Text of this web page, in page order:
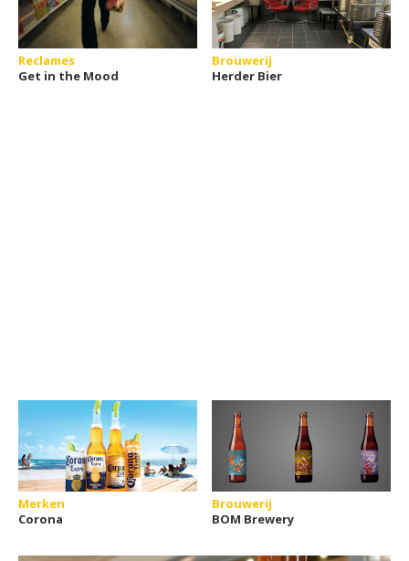
Reclames
Get in the Mood
Brouwerij
Herder Bier
Merken
Corona
Brouwerij
BOM Brewery